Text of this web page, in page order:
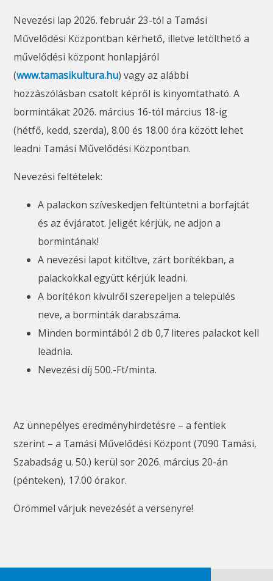
Nevezési lap 2026. február 23-tól a Tamási
Művelődési Központban kérhető, illetve letölthető a
művelődési központ honlapjáról
(www.tamasikultura.hu) vagy az alábbi
hozzászólásban csatolt képről is kinyomtatható. A
bormintákat 2026. március 16-tól március 18-ig
(hétfő, kedd, szerda), 8.00 és 18.00 óra között lehet
leadni Tamási Művelődési Központban.
Nevezési feltételek:
A palackon szíveskedjen feltüntetni a borfajtát
és az évjáratot. Jeligét kérjük, ne adjon a
bormintának!
A nevezési lapot kitöltve, zárt borítékban, a
palackokkal együtt kérjük leadni.
A borítékon kívülről szerepeljen a település
neve, a borminták darabszáma.
Minden bormintából 2 db 0,7 literes palackot kell
leadnia.
Nevezési díj 500.-Ft/minta.
Az ünnepélyes eredményhirdetésre – a fentiek
szerint – a Tamási Művelődési Központ (7090 Tamási,
Szabadság u. 50.) kerül sor 2026. március 20-án
(pénteken), 17.00 órakor.
Örömmel várjuk nevezését a versenyre!